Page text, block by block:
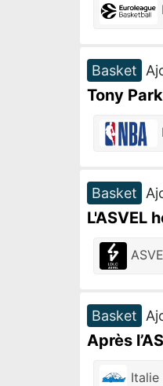
Basket
Tony
Basket
L'ASVEL
Basket
Après
Italie